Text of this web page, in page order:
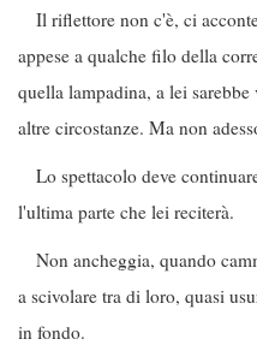
Il riflettore non c'è, ci
appese a qualche filo della
quella lampadina, a lei
altre circostanze. Ma non
Lo spettacolo deve
l'ultima parte che lei reciterà.
Non ancheggia, quando
a scivolare tra di loro, quasi
in fondo.